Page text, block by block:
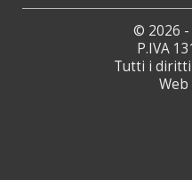
© 2026 -
P.IVA
Tutti i
Web